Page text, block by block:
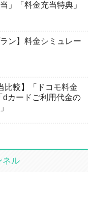
」「料金充当特典」
ン】料金シミュレー
比較】「ドコモ料金
dカードご利用代金の
ネル